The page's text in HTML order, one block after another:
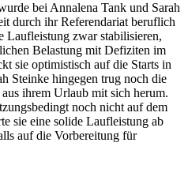
bei Annalena Tank und Sarah
durch ihr Referendariat beruflich
Laufleistung zwar stabilisieren,
Belastung mit Defiziten im
sie optimistisch auf die Starts in
Steinke hingegen trug noch die
ihrem Urlaub mit sich herum.
noch nicht auf dem
sie eine solide Laufleistung ab
auf die Vorbereitung für